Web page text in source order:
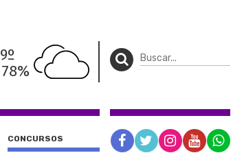
9º
78%
CONCURSOS